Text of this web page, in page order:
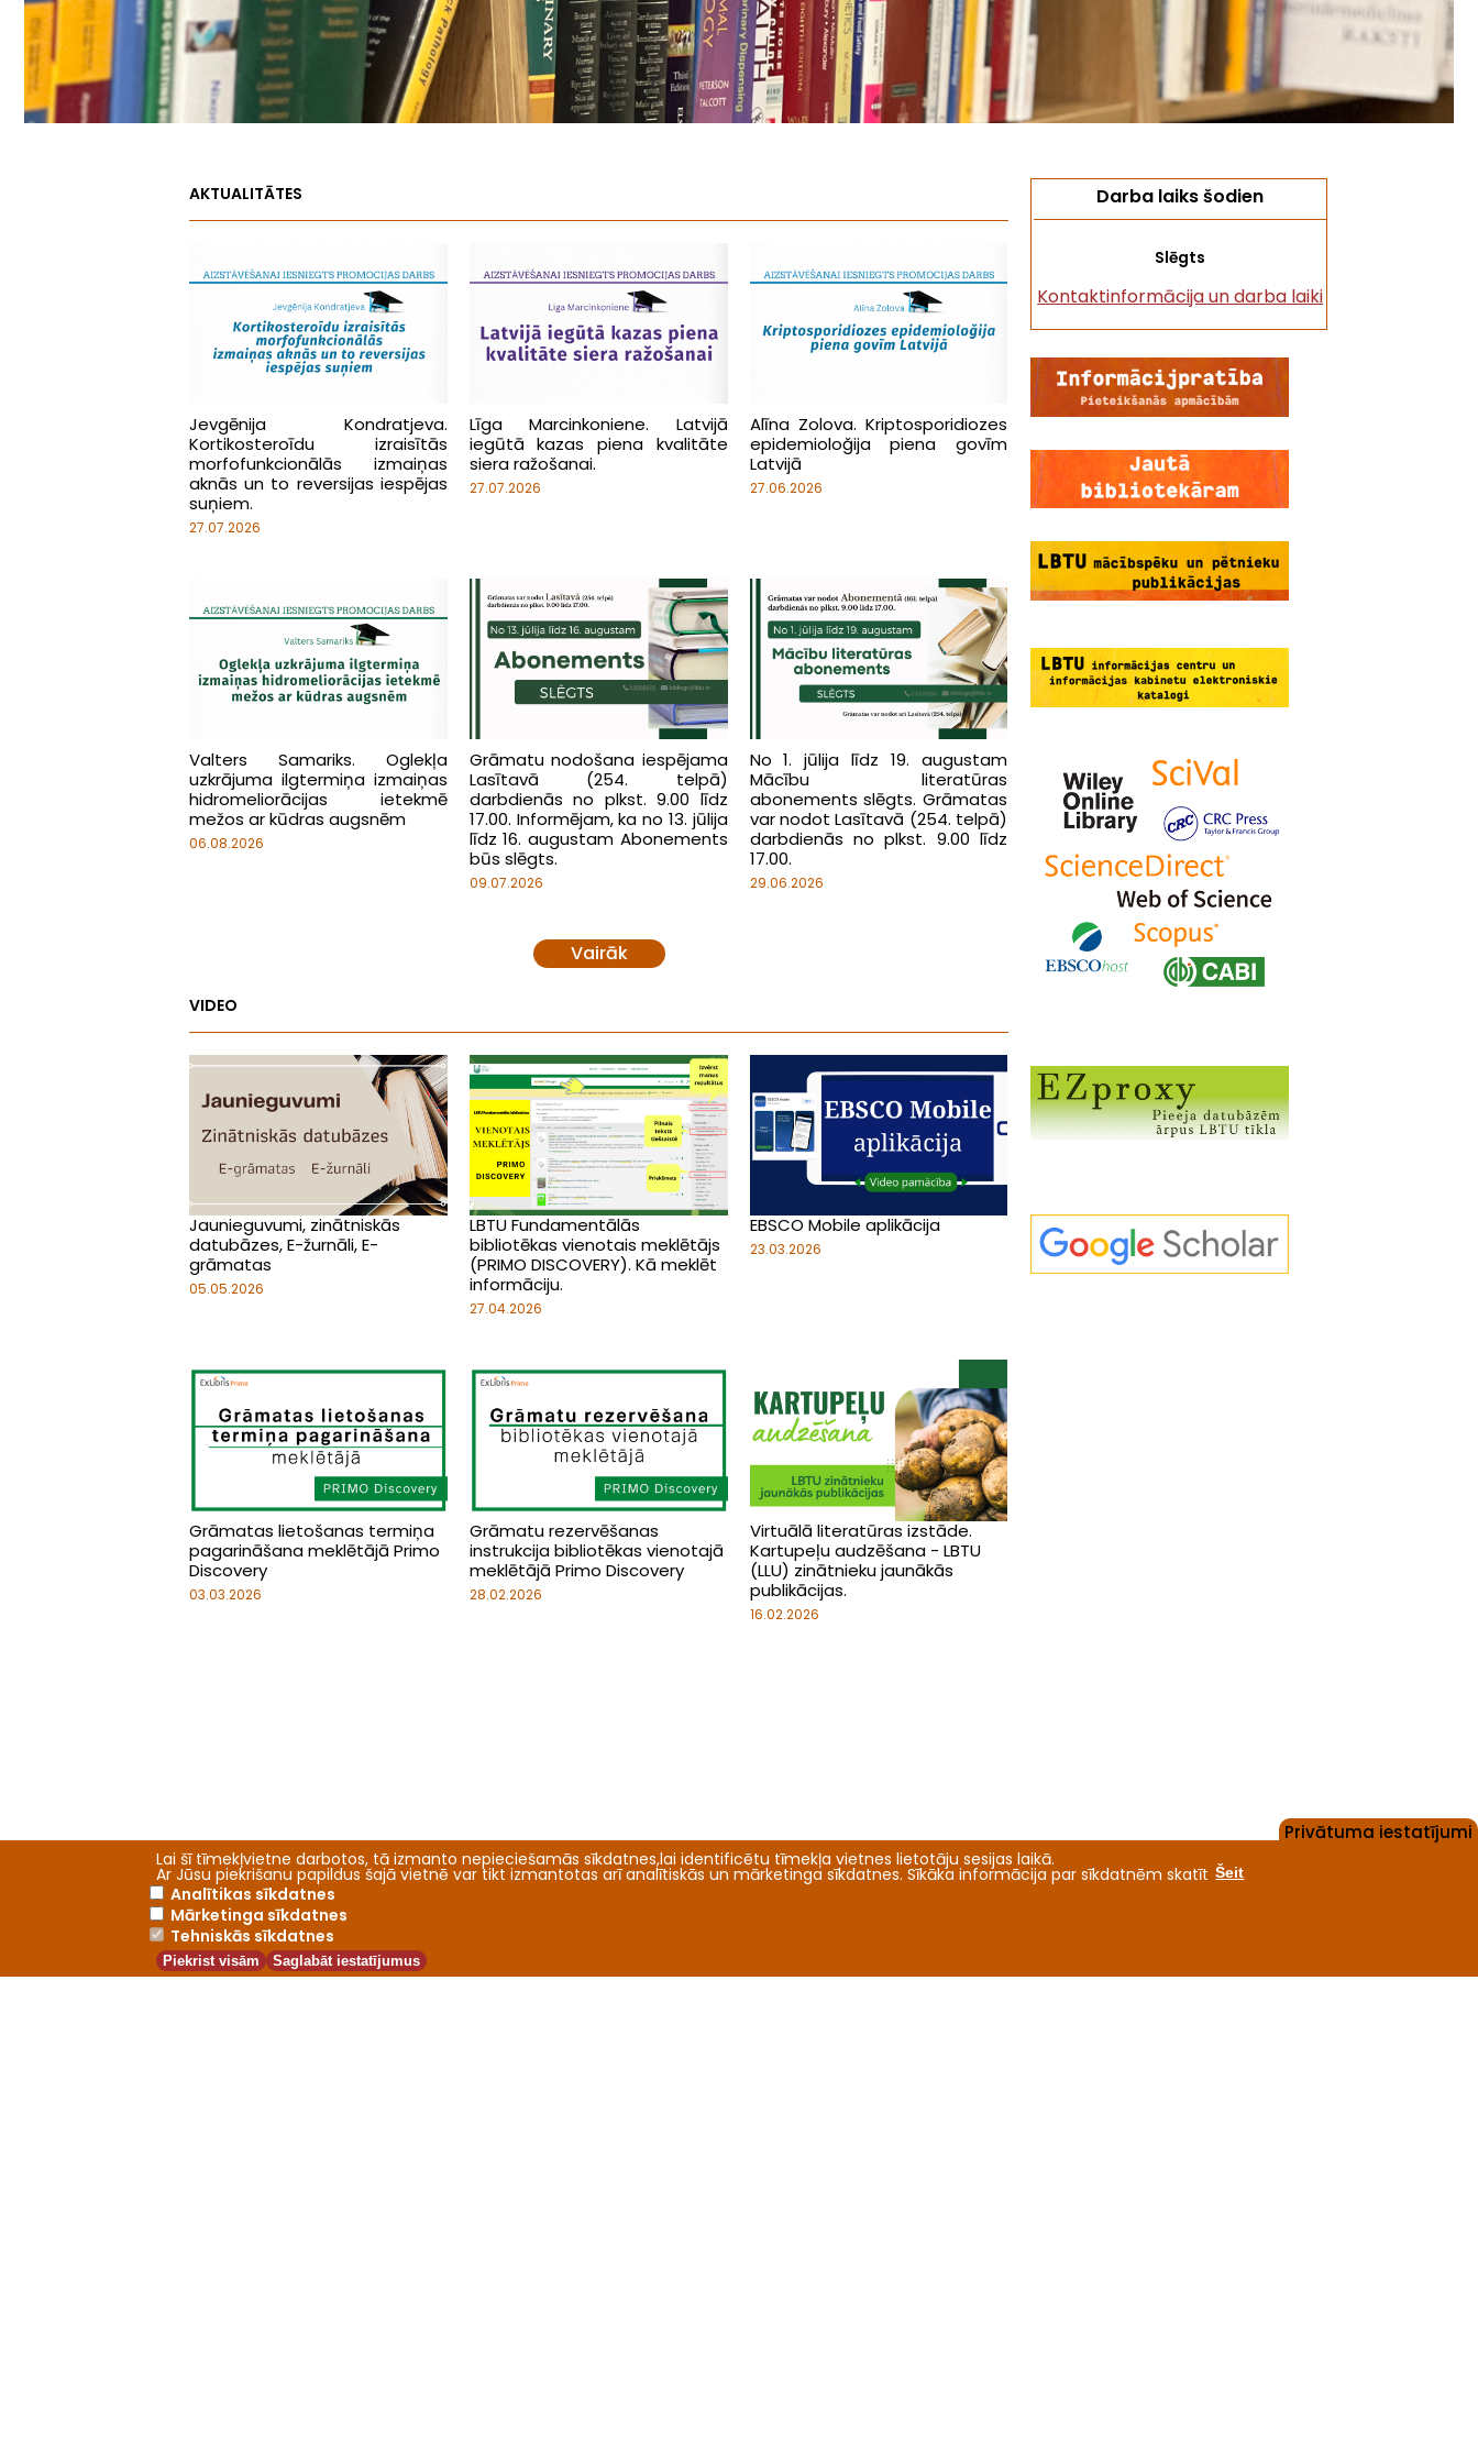
AKTUALITĀTES
Jevgēnija Kondratjeva.
Kortikosteroīdu izraisītās
morfofunkcionālās izmaiņas
aknās un to reversijas iespējas
suņiem.
27.07.2026
Līga Marcinkoniene. Latvijā
iegūtā kazas piena kvalitāte
siera ražošanai.
27.07.2026
Alīna Zolova. Kriptosporidiozes
epidemioloğija piena govīm
Latvijā
27.06.2026
Valters Samariks. Oglekļa
uzkrājuma ilgtermiņa izmaiņas
hidromeliorācijas ietekmē
mežos ar kūdras augsnēm
06.08.2026
Grāmatu nodošana iespējama
Lasītavā (254. telpā)
darbdienās no plkst. 9.00 līdz
17.00. Informējam, ka no 13. jūlija
līdz 16. augustam Abonements
būs slēgts.
09.07.2026
No 1. jūlija līdz 19. augustam
Mācību literatūras
abonements slēgts. Grāmatas
var nodot Lasītavā (254. telpā)
darbdienās no plkst. 9.00 līdz
17.00.
29.06.2026
Vairāk
VIDEO
Jaunieguvumi, zinātniskās
datubāzes, E-žurnāli, E-
grāmatas
05.05.2026
LBTU Fundamentālās
bibliotēkas vienotais meklētājs
(PRIMO DISCOVERY). Kā meklēt
informāciju.
27.04.2026
EBSCO Mobile aplikācija
23.03.2026
Grāmatas lietošanas termiņa
pagarināšana meklētājā Primo
Discovery
03.03.2026
Grāmatu rezervēšanas
instrukcija bibliotēkas vienotajā
meklētājā Primo Discovery
28.02.2026
Virtuālā literatūras izstāde.
Kartupeļu audzēšana - LBTU
(LLU) zinātnieku jaunākās
publikācijas.
16.02.2026
Darba laiks šodien
Slēgts
Kontaktinformācija un darba laiki
Privātuma iestatījumi
Lai šī tīmekļvietne darbotos, tā izmanto nepieciešamās sīkdatnes,lai identificētu tīmekļa vietnes lietotāju sesijas laikā.
Ar Jūsu piekrišanu papildus šajā vietnē var tikt izmantotas arī analītiskās un mārketinga sīkdatnes. Sīkāka informācija par sīkdatnēm skatīt Šeit
Analītikas sīkdatnes
Mārketinga sīkdatnes
Tehniskās sīkdatnes
Saglabāt iestatījumus
Piekrist visām